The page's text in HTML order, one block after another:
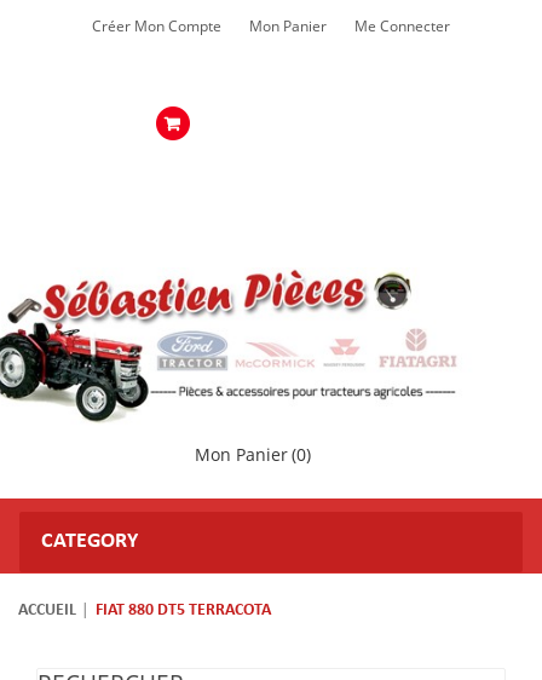
Créer Mon Compte Mon Panier Me Connecter
Mon Panier(0)
CATEGORY
ACCUEIL FIAT 880 DT5 TERRACOTA